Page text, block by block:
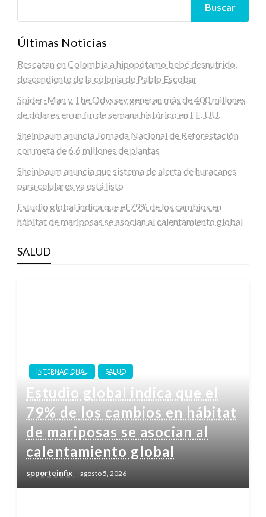
Buscar
Últimas Noticias
Rescatan en Colombia a hipopótamo bebé desnutrido,
descendiente de la colonia de Pablo Escobar
Spider-Man y The Odyssey generan más de 400 millones
de dólares en un fin de semana histórico en EE. UU.
Sheinbaum anuncia Jornada Nacional de Reforestación
con meta de 6.6 millones de plantas
Sheinbaum anuncia que sistema de alerta de huracanes
para celulares ya está listo
Estudio global indica que el 79% de los cambios en
hábitat de mariposas se asocian al calentamiento global
SALUD
INTERNACIONAL SALUD
Estudio global indica que el
79% de los cambios en hábitat
de mariposas se asocian al
calentamiento global
soporteinfix agosto 5, 2026